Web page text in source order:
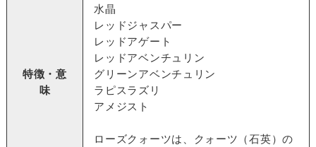
特徴・意
味
水晶
レッドジャスパー
レッドアゲート
レッドアベンチュリン
グリーンアベンチュリン
ラピスラズリ
アメジスト
ローズクォーツは、クォーツ（石英）の